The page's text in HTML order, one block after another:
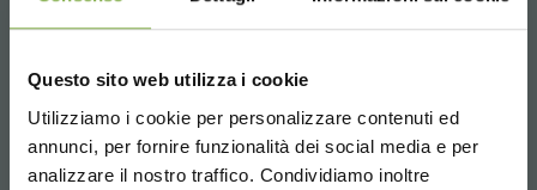
Questo sito web utilizza i cookie
Utilizziamo i cookie per personalizzare contenuti ed
annunci, per fornire funzionalità dei social media e per
analizzare il nostro traffico. Condividiamo inoltre
¡ENTRA EN NUESTRO
MUNDO!